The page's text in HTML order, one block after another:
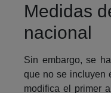
Medidas
nacional
Sin embargo, se
que no se incluyen
modifica el primer